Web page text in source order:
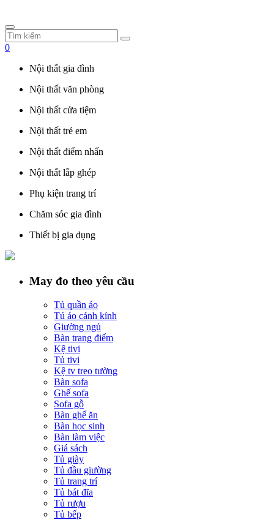
0
Nội thất gia đình
Nội thất văn phòng
Nội thất cửa tiệm
Nội thất trẻ em
Nội thất điểm nhấn
Nội thất lắp ghép
Phụ kiện trang trí
Chăm sóc gia đình
Thiết bị gia dụng
May đo theo yêu cầu
Tủ quần áo
Tú áo cánh kính
Giường ngủ
Bàn trang điểm
Kệ tivi
Tủ tivi
Kệ tv treo tường
Bàn sofa
Ghế sofa
Sofa gỗ
Bàn ghế ăn
Bàn học sinh
Bàn làm việc
Giá sách
Tủ giày
Tủ đầu giường
Tủ trang trí
Tủ bát đĩa
Tủ rượu
Tủ bếp